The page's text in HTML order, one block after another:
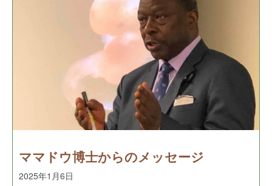
ママドウ博士からのメッセージ
2025年1月6日